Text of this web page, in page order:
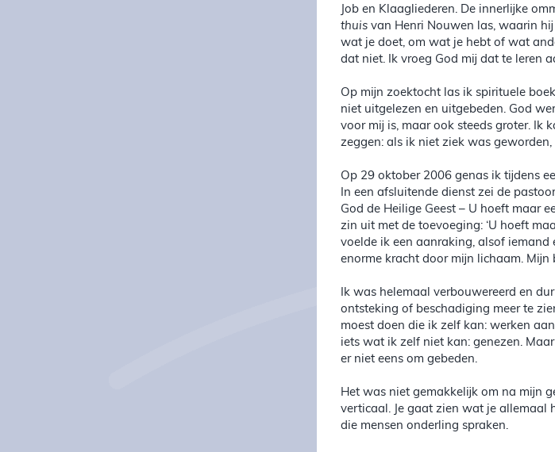
Job en Klaagliederen. De innerlijke
thuisvan Henri Nouwen las, waarin hij
wat je doet, om wat je hebt of wat
dat niet. Ik vroeg God mij dat te leren
Op mijn zoektocht las ik spirituele
niet uitgelezen en uitgebeden. God
voor mij is, maar ook steeds groter. Ik
zeggen: als ik niet ziek was
Op 29 oktober 2006 genas ik tijdens
In een afsluitende dienst zei de
God de Heilige Geest – U hoeft maar
zin uit met de toevoeging: ‘U hoeft
voelde ik een aanraking, alsof iemand
enorme kracht door mijn lichaam.
Ik was helemaal verbouwereerd en
ontsteking of beschadiging meer te
moest doen die ik zelf kan: werken
iets wat ik zelf niet kan: genezen.
er niet eens om gebeden.
Het was niet gemakkelijk om na mijn
verticaal. Je gaat zien wat je allemaal
die mensen onderling spraken.